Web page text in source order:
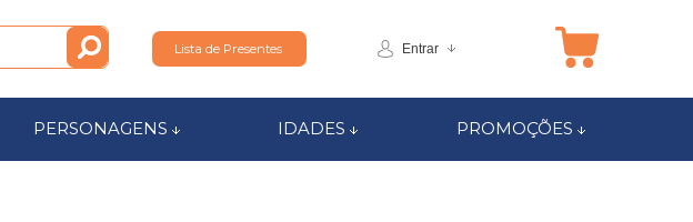
Lista de Presentes Entrar
PERSONAGENS IDADES PROMOÇÕES